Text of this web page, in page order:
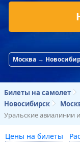
Москва →
Билеты на самолет
Новосибирск
Уральские авиалинии
Цены на билеты